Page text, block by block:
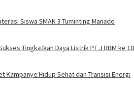
Siswa SMAN 3 Tuminting Manado
Tingkatkan Daya Listrik PT J RBM ke
Kampanye Hidup Sehat dan Transisi Energi